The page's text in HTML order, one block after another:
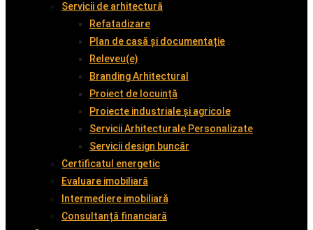
Servicii de arhitectură
Refatadizare
Plan de casă și documentație
Releveu(e)
Branding Arhitectural
Proiect de locuință
Proiecte industriale și agricole
Servicii Arhitecturale Personalizate
Servicii design buncăr
Certificatul energetic
Evaluare imobiliară
Intermediere imobiliară
Consultanță financiară